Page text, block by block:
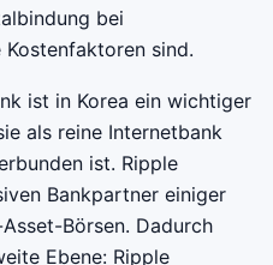
bei
sind.
ist in Korea ein wichtiger
als reine Internetbank
ist. Ripple
Bankpartner einiger
Börsen. Dadurch
Ebene: Ripple